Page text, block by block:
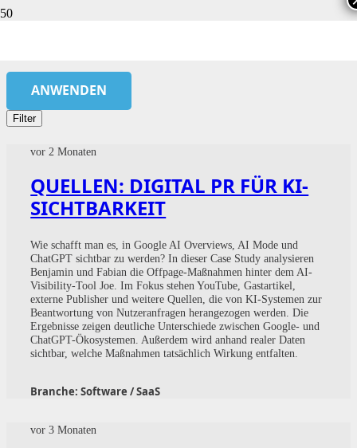
ANWENDEN
Filter
vor 2 Monaten
QUELLEN: DIGITAL PR FÜR KI-
SICHTBARKEIT
Wie schafft man es, in Google AI Overviews, AI Mode und
ChatGPT sichtbar zu werden? In dieser Case Study analysieren
Benjamin und Fabian die Offpage-Maßnahmen hinter dem AI-
Visibility-Tool Joe. Im Fokus stehen YouTube, Gastartikel,
externe Publisher und weitere Quellen, die von KI-Systemen zur
Beantwortung von Nutzeranfragen herangezogen werden. Die
Ergebnisse zeigen deutliche Unterschiede zwischen Google- und
ChatGPT-Ökosystemen. Außerdem wird anhand realer Daten
sichtbar, welche Maßnahmen tatsächlich Wirkung entfalten.
Branche:Software / SaaS
vor 3 Monaten